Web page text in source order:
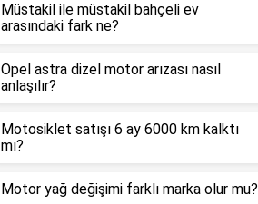
Müstakil ile müstakil bahçeli ev
arasındaki fark ne?
Opel astra dizel motor arızası nasıl
anlaşılır?
Motosiklet satışı 6 ay 6000 km kalktı
mı?
Motor yağ değişimi farklı marka olur mu?